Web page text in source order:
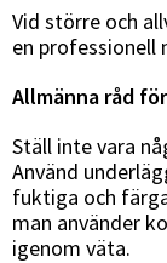
Vid större och
en professionell
Allmänna råd
Ställ inte vara
Använd
fuktiga och
man använder
igenom väta.